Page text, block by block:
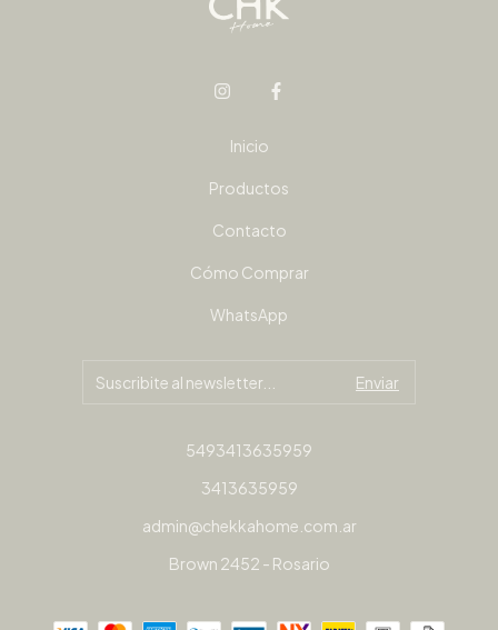
Inicio
Productos
Contacto
Cómo Comprar
WhatsApp
5493413635959
3413635959
admin@chekkahome.com.ar
Brown 2452 - Rosario